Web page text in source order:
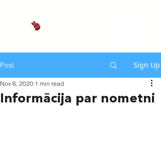
Post Sign Up
Informācija par nometni
Nov 6, 2020 1 min read